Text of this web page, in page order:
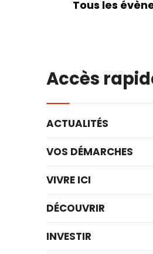
Tous les
Accès
ACTUALITÉS
VOS DÉMARCHES
VIVRE ICI
DÉCOUVRIR
INVESTIR